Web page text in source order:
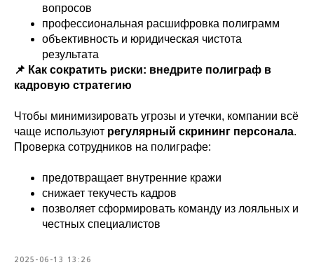
вопросов
профессиональная расшифровка полиграмм
объективность и юридическая чистота
результата
📌 Как сократить риски: внедрите полиграф в
кадровую стратегию
Чтобы минимизировать угрозы и утечки, компании всё
чаще используют регулярный скрининг персонала.
Проверка сотрудников на полиграфе:
предотвращает внутренние кражи
снижает текучесть кадров
позволяет сформировать команду из лояльных и
честных специалистов
2025-06-13 13:26